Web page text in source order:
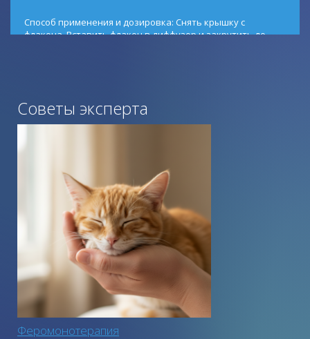
Способ применения и дозировка: Снять крышку с
флакона. Вставить флакон в диффузор и закрутить до
Противопоказания: Нет.
Советы эксперта
Феромонотерапия